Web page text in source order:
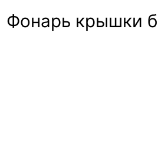
Фонарь крышки